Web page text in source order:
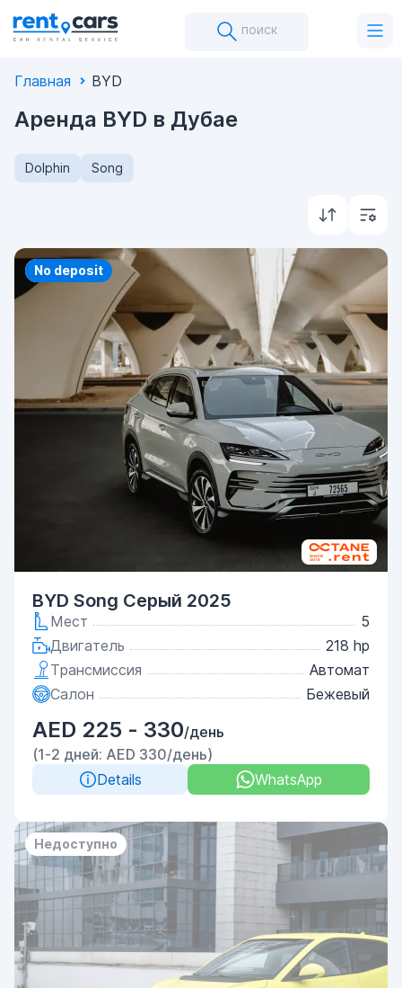
поиск
Главная BYD
Аренда BYD в Дубае
Dolphin Song
Priority
No deposit
BYD Song Серый 2025
Мест
5
Двигатель
218 hp
Трансмиссия
Автомат
Салон
Бежевый
AED 225 - 330/день
(1-2 дней: AED 330/день)
Details
WhatsApp
Недоступно